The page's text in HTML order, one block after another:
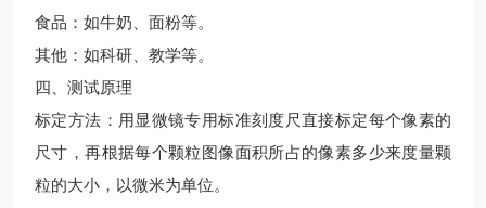
食品：如牛奶、面粉等。
其他：如科研、教学等。
四、测试原理
标定方法：用显微镜专用标准刻度尺直接标定每个像素的
尺寸，再根据每个颗粒图像面积所占的像素多少来度量颗
粒的大小，以微米为单位。